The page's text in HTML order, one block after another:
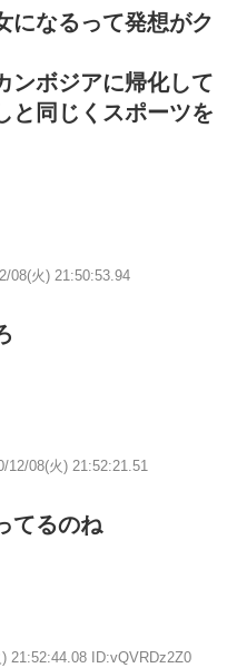
になるって発想がク
ンボジアに帰化して
と同じくスポーツを
08(火) 21:50:53.94
12/08(火) 21:52:21.51
てるのね
21:52:44.08 ID:vQVRDz2Z0